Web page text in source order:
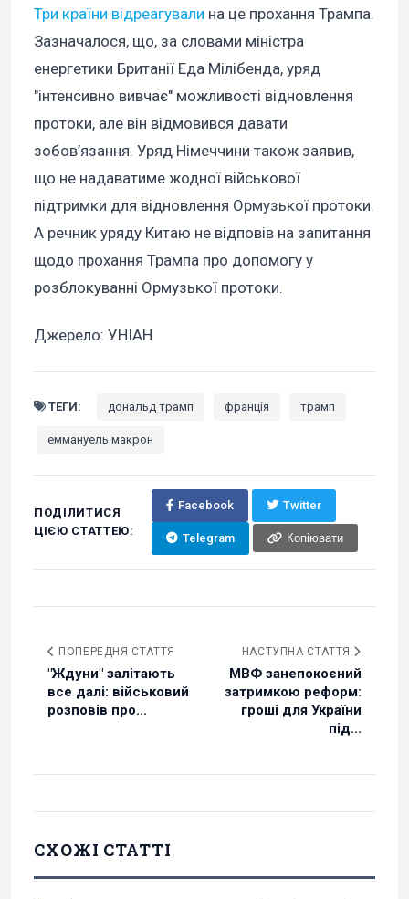
Три країни відреагували на це прохання Трампа.
Зазначалося, що, за словами міністра
енергетики Британії Еда Мілібенда, уряд
"інтенсивно вивчає" можливості відновлення
протоки, але він відмовився давати
зобов’язання. Уряд Німеччини також заявив,
що не надаватиме жодної військової
підтримки для відновлення Ормузької протоки.
А речник уряду Китаю не відповів на запитання
щодо прохання Трампа про допомогу у
розблокуванні Ормузької протоки.
Джерело: УНІАН
ТЕГИ: дональд трамп франція трамп
еммануель макрон
ПОДІЛИТИСЯ
ЦІЄЮ СТАТТЕЮ:
Facebook Twitter
Telegram Копіювати
ПОПЕРЕДНЯ СТАТТЯ
"Ждуни" залітають
все далі: військовий
розповів про...
НАСТУПНА СТАТТЯ
МВФ занепокоєний
затримкою реформ:
гроші для України
під...
СХОЖІ СТАТТІ